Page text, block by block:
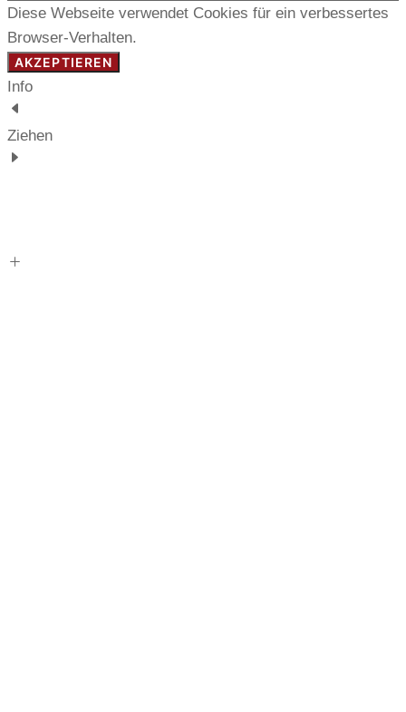
Diese Webseite verwendet Cookies für ein verbessertes
Browser-Verhalten.
AKZEPTIEREN
Info
Ziehen